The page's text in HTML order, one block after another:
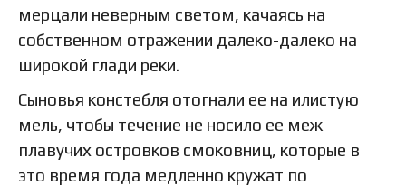
мерцали неверным светом, качаясь на
собственном отражении далеко-далеко на
широкой глади реки.
Сыновья констебля отогнали ее на илистую
мель, чтобы течение не носило ее меж
плавучих островков смоковниц, которые в
это время года медленно кружат по